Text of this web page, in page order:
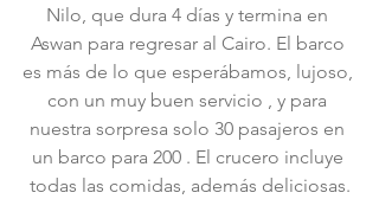
Nilo, que dura 4 días y termina en
Aswan para regresar al Cairo. El barco
es más de lo que esperábamos, lujoso,
con un muy buen servicio , y para
nuestra sorpresa solo 30 pasajeros en
un barco para 200 . El crucero incluye
todas las comidas, además deliciosas.